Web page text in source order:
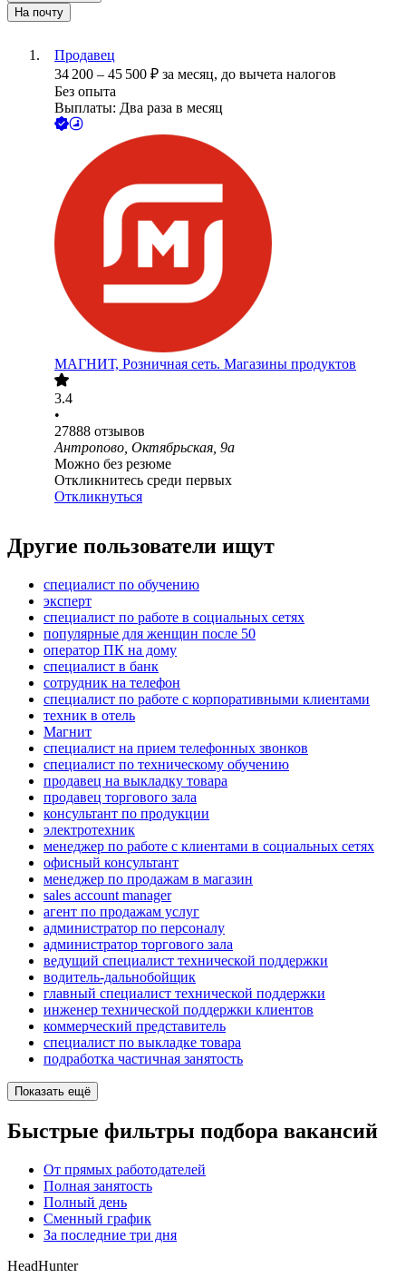
На почту
Продавец
34 200 – 45 500 ₽ за месяц, до вычета налогов
Без опыта
Выплаты: Два раза в месяц
МАГНИТ, Розничная сеть. Магазины продуктов
3.4
•
27888 отзывов
Антропово, Октябрьская, 9а
Можно без резюме
Откликнитесь среди первых
Откликнуться
Другие пользователи ищут
специалист по обучению
эксперт
специалист по работе в социальных сетях
популярные для женщин после 50
оператор ПК на дому
специалист в банк
сотрудник на телефон
специалист по работе с корпоративными клиентами
техник в отель
Магнит
специалист на прием телефонных звонков
специалист по техническому обучению
продавец на выкладку товара
продавец торгового зала
консультант по продукции
электротехник
менеджер по работе с клиентами в социальных сетях
офисный консультант
менеджер по продажам в магазин
sales account manager
агент по продажам услуг
администратор по персоналу
администратор торгового зала
ведущий специалист технической поддержки
водитель-дальнобойщик
главный специалист технической поддержки
инженер технической поддержки клиентов
коммерческий представитель
специалист по выкладке товара
подработка частичная занятость
Показать ещё
Быстрые фильтры подбора вакансий
От прямых работодателей
Полная занятость
Полный день
Сменный график
За последние три дня
HeadHunter